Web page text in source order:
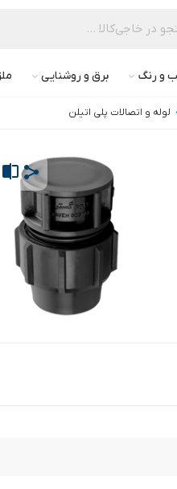
و رنگ برق و روشنایی
لوله و اتصالات پلی اتیلن